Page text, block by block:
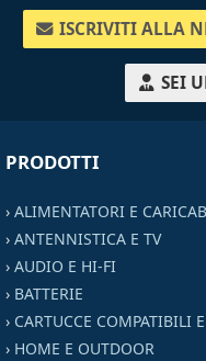
ISCRIVITI ALLA
SEI
PRODOTTI
› ALIMENTATORI E
› ANTENNISTICA E TV
› AUDIO E HI-FI
› BATTERIE
› CARTUCCE COMPATIBILI
› HOME E OUTDOOR